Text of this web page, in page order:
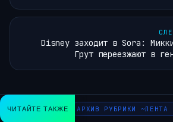
Disney заходит в Sora:
Грут переезжают в
ЧИТАЙТЕ ТАКЖЕ АРХИВ РУБРИКИ ~ЛЕНТА